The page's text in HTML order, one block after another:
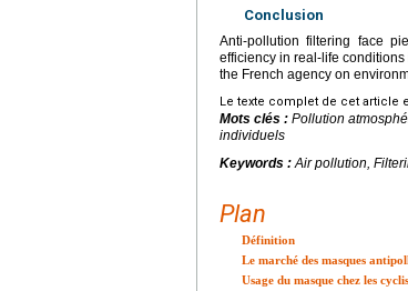
Conclusion
Anti-pollution filtering face
efficiency in real-life
the French agency on
Le texte complet de cet article
Mots clés : Pollution
individuels
Keywords :Air pollution,
Plan
Définition
Le marché des masques
Usage du masque chez les